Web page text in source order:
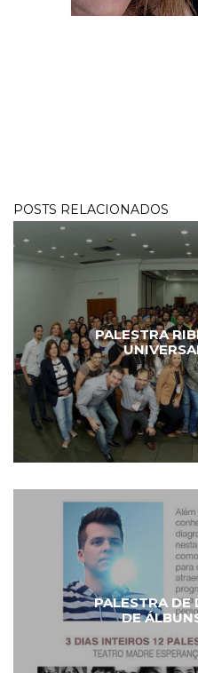
POSTS RELACIONADOS
PALESTRA
PALESTRA DE
DE